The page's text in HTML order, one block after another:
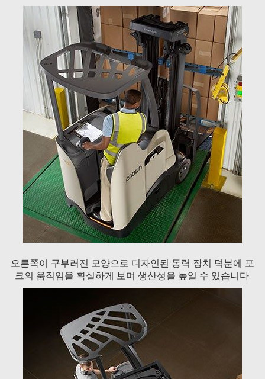
오른쪽이 구부러진 모양으로 디자인된 동력 장치 덕분에 포
크의 움직임을 확실하게 보며 생산성을 높일 수 있습니다.